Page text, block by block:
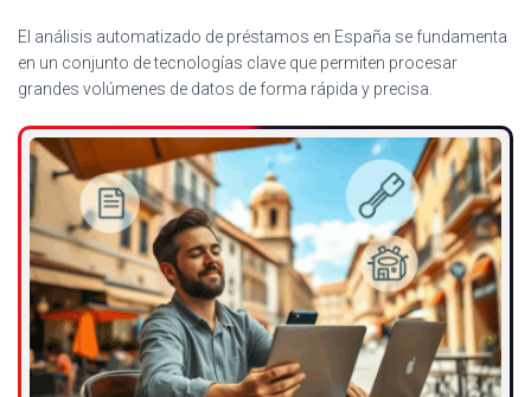
El análisis automatizado de préstamos en España se fundamenta
en un conjunto de tecnologías clave que permiten procesar
grandes volúmenes de datos de forma rápida y precisa.